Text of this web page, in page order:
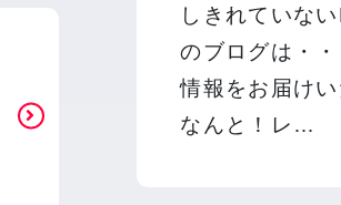
しきれていな
のブログは・
情報をお届け
なんと！レ…